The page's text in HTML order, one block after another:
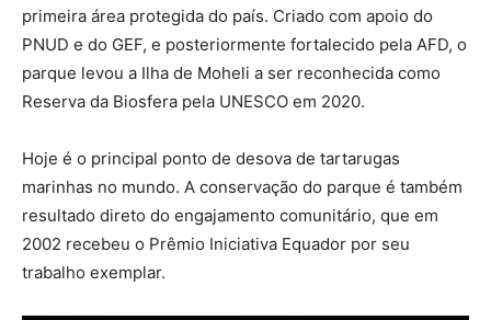
primeira área protegida do país. Criado com apoio do
PNUD e do GEF, e posteriormente fortalecido pela AFD, o
parque levou a Ilha de Moheli a ser reconhecida como
Reserva da Biosfera pela UNESCO em 2020.
Hoje é o principal ponto de desova de tartarugas
marinhas no mundo. A conservação do parque é também
resultado direto do engajamento comunitário, que em
2002 recebeu o Prêmio Iniciativa Equador por seu
trabalho exemplar.